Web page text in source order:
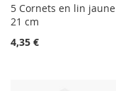
5 Cornets en lin jaune
21 cm
4,35 €